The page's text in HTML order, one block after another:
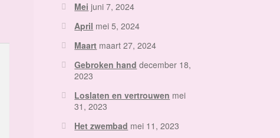
Mei juni 7, 2024
April mei 5, 2024
Maart maart 27, 2024
Gebroken hand december 18,
2023
Loslaten en vertrouwen mei
31, 2023
Het zwembad mei 11, 2023